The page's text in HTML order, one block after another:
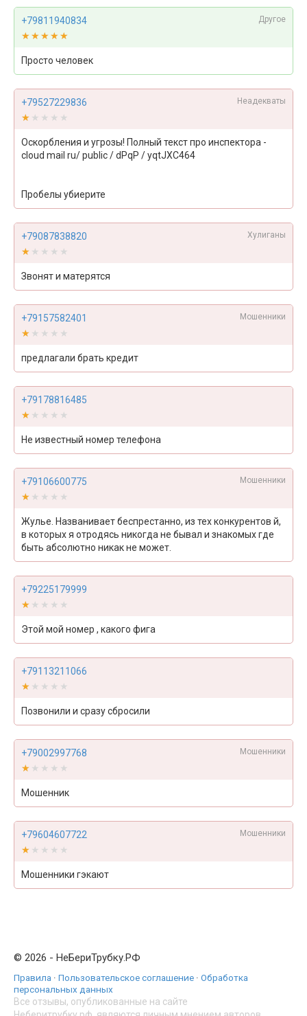
+79811940834 Другое
★★★★★
★★★★★
Просто человек
+79527229836 Неадекваты
★★★★★
★★★★★
Оскорбления и угрозы! Полный текст про инспектора -
cloud mail ru/ public / dPqP / yqtJXC464
Пробелы убиерите
+79087838820 Хулиганы
★★★★★
★★★★★
Звонят и матерятся
+79157582401 Мошенники
★★★★★
★★★★★
предлагали брать кредит
+79178816485
★★★★★
★★★★★
Не известный номер телефона
+79106600775 Мошенники
★★★★★
★★★★★
Жулье. Названивает беспрестанно, из тех конкурентов й,
в которых я отродясь никогда не бывал и знакомых где
быть абсолютно никак не может.
+79225179999
★★★★★
★★★★★
Этой мой номер , какого фига
+79113211066
★★★★★
★★★★★
Позвонили и сразу сбросили
+79002997768 Мошенники
★★★★★
★★★★★
Мошенник
+79604607722 Мошенники
★★★★★
★★★★★
Мошенники гэкают
© 2026 - НеБериТрубку.РФ
Правила · Пользовательское соглашение · Обработка
персональных данных
Все отзывы, опубликованные на сайте